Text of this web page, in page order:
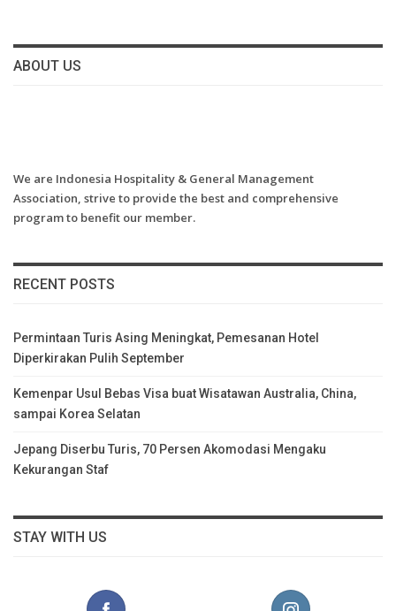
ABOUT US
We are Indonesia Hospitality & General Management
Association, strive to provide the best and comprehensive
program to benefit our member.
RECENT POSTS
Permintaan Turis Asing Meningkat, Pemesanan Hotel
Diperkirakan Pulih September
Kemenpar Usul Bebas Visa buat Wisatawan Australia, China,
sampai Korea Selatan
Jepang Diserbu Turis, 70 Persen Akomodasi Mengaku
Kekurangan Staf
STAY WITH US